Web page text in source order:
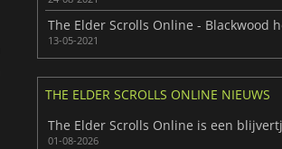
13-05-2021
THE ELDER SCROLLS ONLINE NIEUWS
01-08-2026